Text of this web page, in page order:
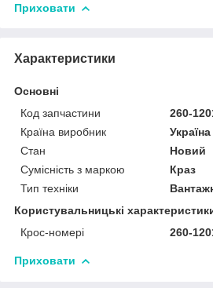
Приховати
Характеристики
Основні
Код запчастини
260-
Країна виробник
Україна
Стан
Новий
Сумісність з маркою
Краз
Тип техніки
Користувальницькі
Крос-номері
260-
Приховати